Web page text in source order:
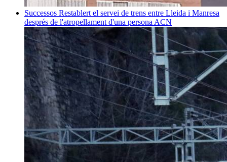
Successos Restablert el servei de trens entre Lleida i Manresa
després de l'atropellament d'una persona ACN